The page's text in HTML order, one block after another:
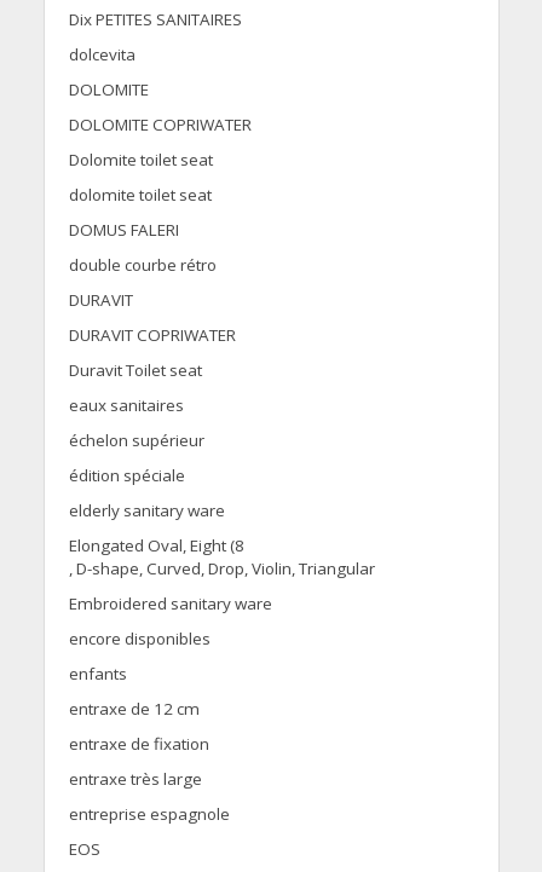
Dix PETITES SANITAIRES
dolcevita
DOLOMITE
DOLOMITE COPRIWATER
Dolomite toilet seat
dolomite toilet seat
DOMUS FALERI
double courbe rétro
DURAVIT
DURAVIT COPRIWATER
Duravit Toilet seat
eaux sanitaires
échelon supérieur
édition spéciale
elderly sanitary ware
Elongated Oval, Eight (8
, D-shape, Curved, Drop, Violin, Triangular
Embroidered sanitary ware
encore disponibles
enfants
entraxe de 12 cm
entraxe de fixation
entraxe très large
entreprise espagnole
EOS